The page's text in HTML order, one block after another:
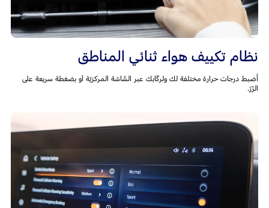
نظام تكييف هواء ثنائي المناطق
أُضبط درجات حرارة مختلفة لك ولركّابك عبر الشّاشة المركزيّة أو بضغطة سريعة على
الزّرّ.